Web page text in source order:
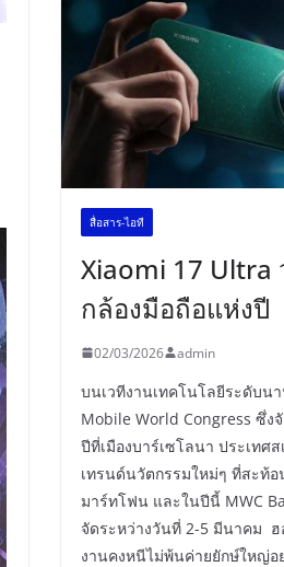
สื่อสาร-ไอที
Xiaomi 17 Ultra
กล้องมือถือแห่งปี
02/03/2026 admin
บนเวทีงานเทคโนโลยีระดับน
Mobile World Congress ซึ่ง
ปีที่เมืองบาร์เซโลนา ประเทศ
เทรนด์นวัตกรรมใหม่ๆ ที่สะท้อ
มาร์ทโฟน และในปีนี้ MWC
จัดระหว่างวันที่ 2-5 มีนาคม
งานคงหนีไม่พ้นค่ายยักษ์ใหญ่อย่